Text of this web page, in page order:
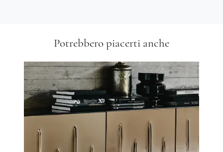
Potrebbero piacerti anche